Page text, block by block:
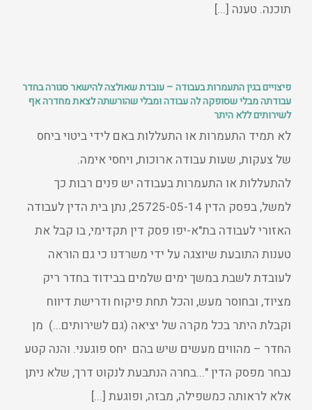
תוכנה. טענה [...]
פיצויים בגין התעמרות בעבודה – עובדת שאולצה להישאר סגורה בחדר
עבודתה מבלי שסופקה לה עבודה ומבלי שהורשתה לצאת מחדרה אף
לשירותים ללא היתר
לא תמיד התעמרות או התעללות באם לידי ביטוי ביחס
של צעקות, שעות עבודה ארוכות, ויחסי אימה.
להתעללות או התעמרות בעבודה יש פנים רבות כך
למשל, בפסק הדין 25725-05-14, נתן בית הדין לעבודה
האזורי לעבודה בת"א-יפו פסק דין תקדימי, בו קבל את
טענות התובעת שיוצגה על ידי משרדנו כי גם הוראה
לעובדת לשבת במשך ימים שלמים בבידוד בחדר ריק
מציוד, ובחוסר מעש, והכל תחת פיקוח ודרישת דיווח
וקבלת היתר בכל מקרה של יציאה (גם לשירותים...) מן
החדר – מהווים מעשים שיש בהם יחס פוגעני. והנה קטע
נבחר מפסק הדין "...בחרה הנתבעת לנקוט דרך, שלא ניתן
אלא לראותה כמשפילה, מבזה, ופוגעת [...]